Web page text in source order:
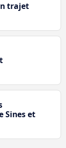
trajet
Sines et